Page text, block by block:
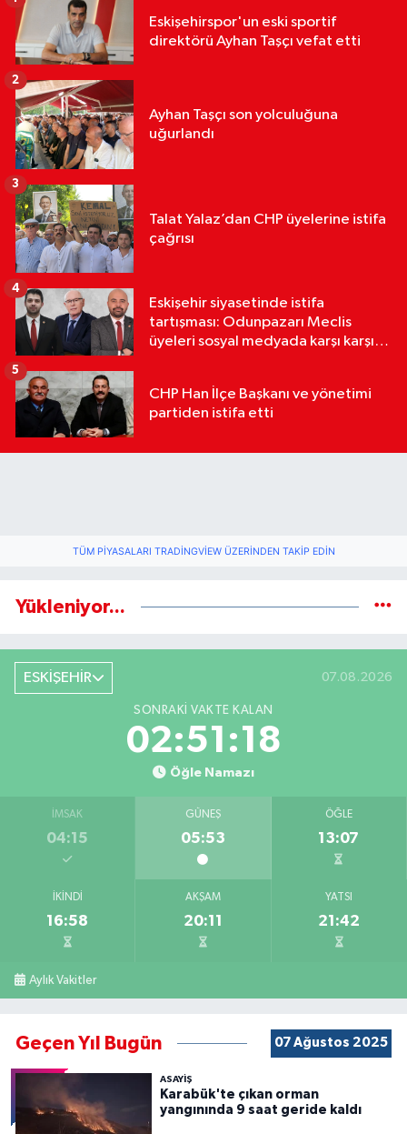
Eskişehirspor'un eski sportif
direktörü Ayhan Taşçı vefat etti
Ayhan Taşçı son yolculuğuna
uğurlandı
2
Talat Yalaz’dan CHP üyelerine istifa
çağrısı
3
Eskişehir siyasetinde istifa
tartışması: Odunpazarı Meclis
üyeleri sosyal medyada karşı karşıya
4
CHP Han İlçe Başkanı ve yönetimi
partiden istifa etti
5
TÜM PIYASALARI TRADINGVIEW ÜZERINDEN TAKIP EDIN
Yükleniyor...
ESKİŞEHİR 07.08.2026
SONRAKI VAKTE KALAN
02:51:17
Öğle Namazı
İMSAK
04:15
GÜNEŞ
05:53
ÖĞLE
13:07
İKINDI
16:58
AKŞAM
20:11
YATSI
21:42
Aylık Vakitler
Geçen Yıl Bugün 07 Ağustos 2025
ASAYİŞ
Karabük'te çıkan orman
yangınında 9 saat geride kaldı